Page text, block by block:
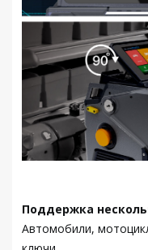
Поддержка
Автомобили,